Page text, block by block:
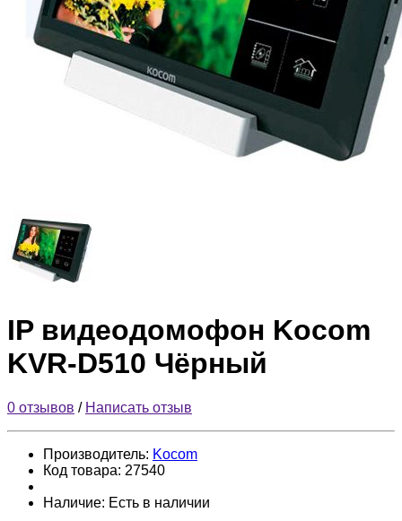
IP видеодомофон Kocom
KVR-D510 Чёрный
0 отзывов / Написать отзыв
Производитель: Kocom
Код товара: 27540
Наличие: Есть в наличии